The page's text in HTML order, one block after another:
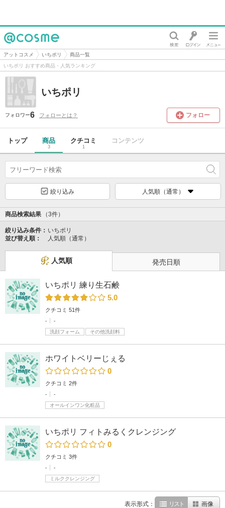
@cosme
アットコスメ いちポリ
商品一覧
いちポリ おすすめ商品・人気ランキング
いちポリ
フォロワー6 フォローとは？ フォロー
トップ 商品
3
クチコミ
1
コンテンツ
絞り込み 人気順（通常）
商品検索結果 （3件）
絞り込み条件： いちポリ
並び替え順：
人気順（通常）
人気順 発売日順
いちポリ 練り生石鹸
5.0
クチコミ 51件
-
-
洗顔フォーム
その他洗顔料
ホワイトベリーじぇる
0
クチコミ 2件
-
-
オールインワン化粧品
いちポリ フィトみるくクレンジング
0
クチコミ 3件
-
-
ミルククレンジング
表示形式： リスト 画像